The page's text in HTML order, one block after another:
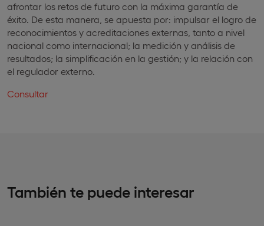
afrontar los retos de futuro con la máxima garantía de
éxito. De esta manera, se apuesta por: impulsar el logro de
reconocimientos y acreditaciones externas, tanto a nivel
nacional como internacional; la medición y análisis de
resultados; la simplificación en la gestión; y la relación con
el regulador externo.
Consultar
También te puede interesar